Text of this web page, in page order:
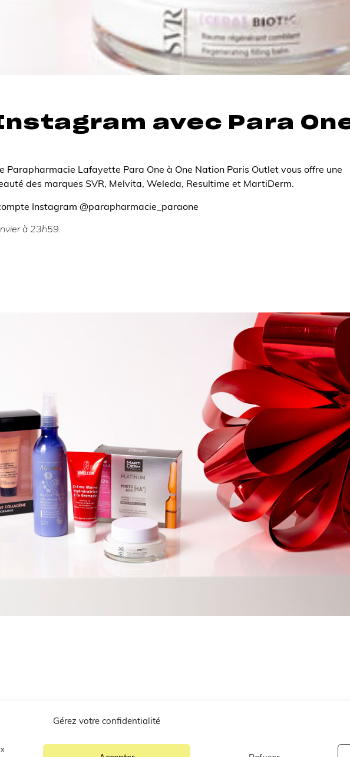
Gérez votre confidentialité
avec Para
Parapharmacie Lafayette Para One à One Nation Paris Outlet vous offre une
des marques SVR, Melvita, Weleda, Resultime et MartiDerm.
Instagram @parapharmacie_paraone
à 23h59.